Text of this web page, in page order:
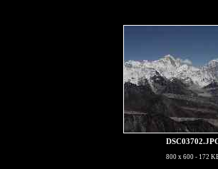
800 x 600 - 172